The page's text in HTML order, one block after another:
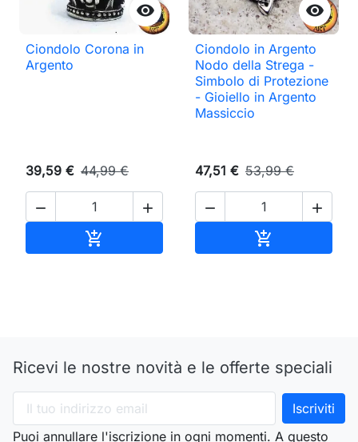

Ciondolo Corona in
Argento
39,59 € 44,99 €
 


Ciondolo in Argento
Nodo della Strega -
Simbolo di Protezione
- Gioiello in Argento
Massiccio
47,51 € 53,99 €
 

Ricevi le nostre novità e le offerte speciali
Puoi annullare l'iscrizione in ogni momenti. A questo